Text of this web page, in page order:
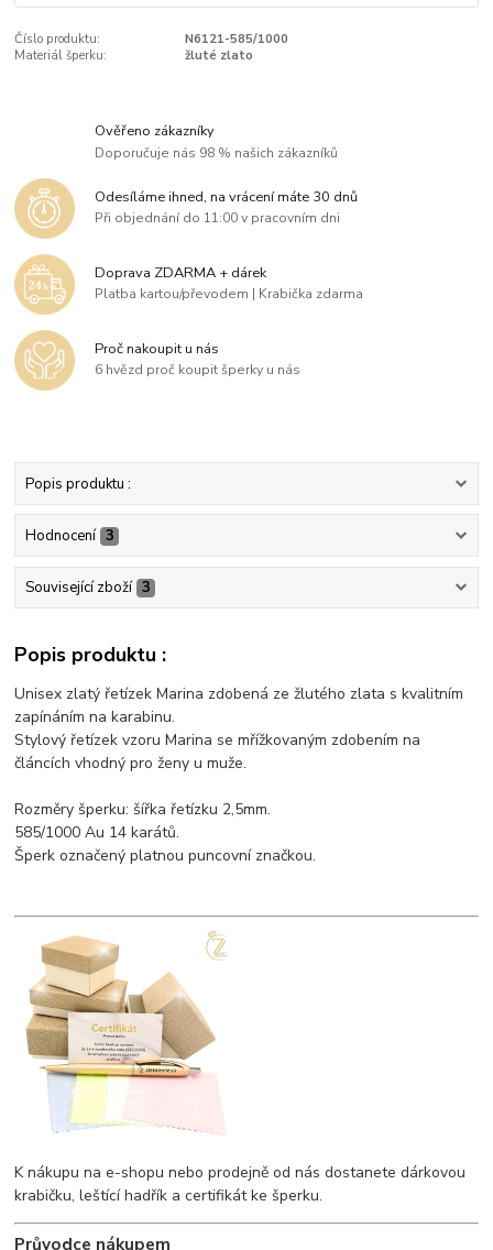
Číslo produktu:
N6121-585/1000
Materiál šperku:
žluté zlato
Ověřeno zákazníky
Doporučuje nás 98 % našich zákazníků
Odesíláme ihned, na vrácení máte 30 dnů
Při objednání do 11:00 v pracovním dni
Doprava ZDARMA + dárek
Platba kartou/převodem | Krabička zdarma
Proč nakoupit u nás
6 hvězd proč koupit šperky u nás
Popis produktu :
Hodnocení 3
Související zboží 3
Popis produktu :
Unisex zlatý řetízek Marina zdobená ze žlutého zlata s kvalitním
zapínáním na karabinu.
Stylový řetízek vzoru Marina se mřížkovaným zdobením na
článcích vhodný pro ženy u muže.
Rozměry šperku: šířka řetízku 2,5mm.
585/1000 Au 14 karátů.
Šperk označený platnou puncovní značkou.
K nákupu na e-shopu nebo prodejně od nás dostanete dárkovou
krabičku, leštící hadřík a certifikát ke šperku.
Průvodce nákupem